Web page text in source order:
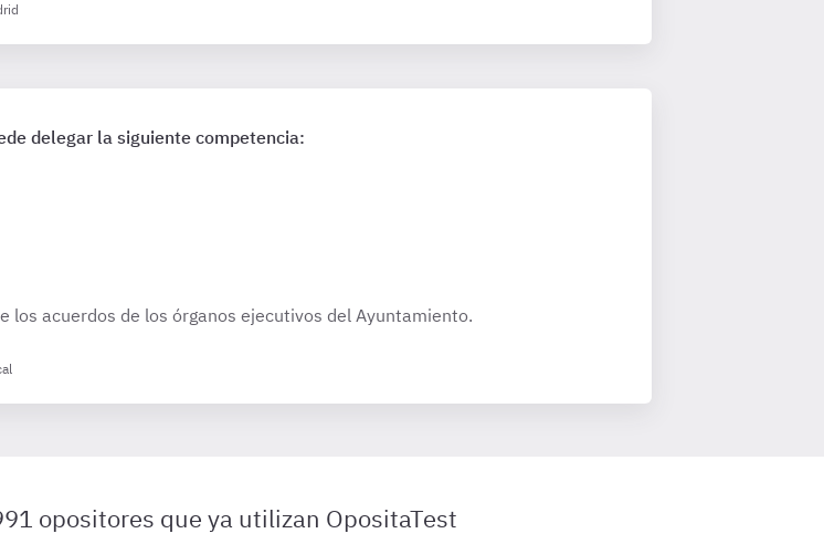
delegar la siguiente competencia:
los acuerdos de los órganos ejecutivos del Ayuntamiento.
opositores que ya utilizan OpositaTest